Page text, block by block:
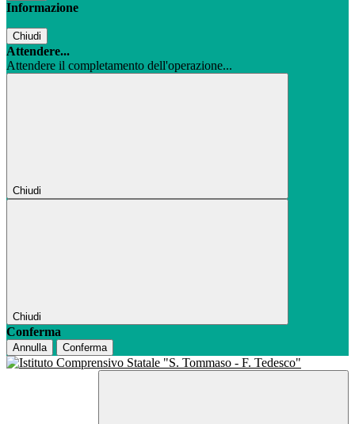
Informazione
Chiudi
Attendere...
Attendere il completamento dell'operazione...
Chiudi
Chiudi
Conferma
Annulla Conferma